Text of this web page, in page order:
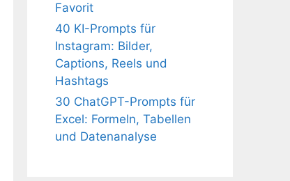
Favorit
40 KI-Prompts für
Instagram: Bilder,
Captions, Reels und
Hashtags
30 ChatGPT-Prompts für
Excel: Formeln, Tabellen
und Datenanalyse